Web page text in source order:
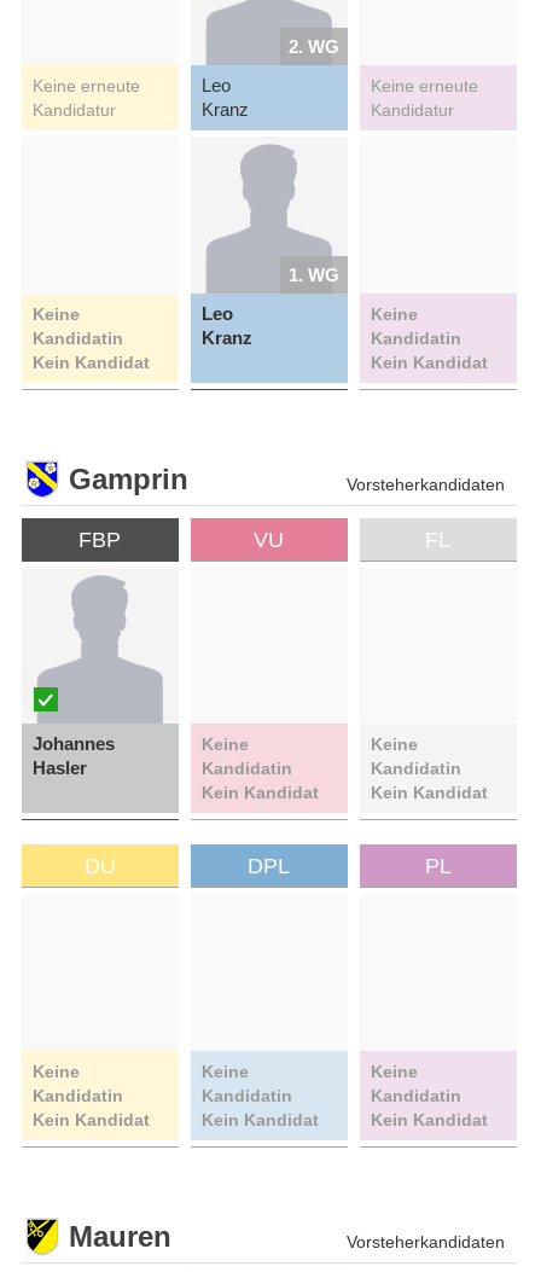
Keine erneute
Kandidatur
Keine
Kandidatin
Kein Kandidat
2. WG
Leo
Kranz
1. WG
Leo
Kranz
Keine erneute
Kandidatur
Keine
Kandidatin
Kein Kandidat
Gamprin Vorsteherkandidaten
FBP
Johannes
Hasler
VU
Keine
Kandidatin
Kein Kandidat
FL
Keine
Kandidatin
Kein Kandidat
DU
Keine
Kandidatin
Kein Kandidat
DPL
Keine
Kandidatin
Kein Kandidat
PL
Keine
Kandidatin
Kein Kandidat
Mauren Vorsteherkandidaten